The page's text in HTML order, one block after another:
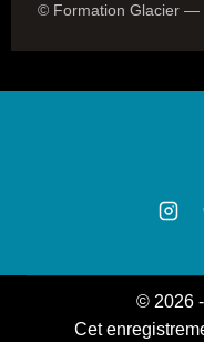
© Formation Glacier —
© 2026
Cet